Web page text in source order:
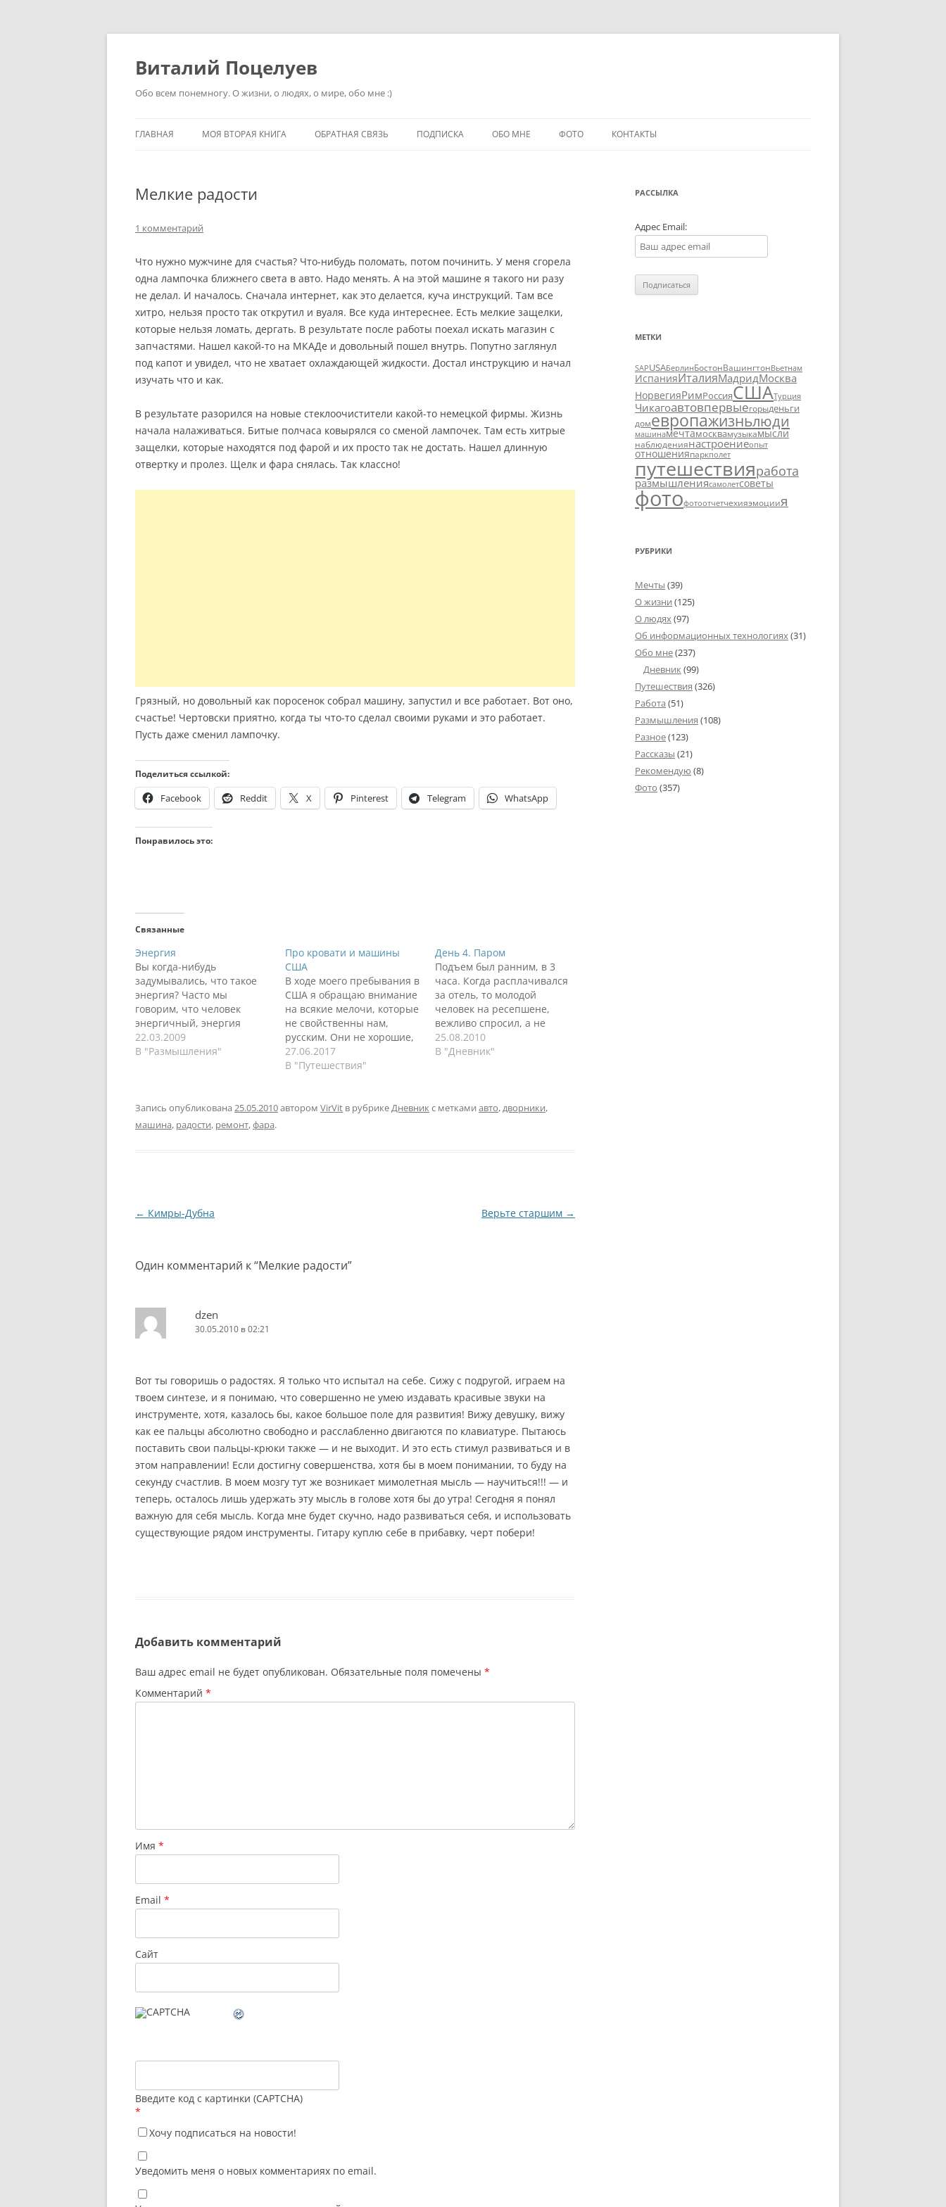
Перейти
Виталий Поцелуев
Обо всем понемногу. О жизни, о людях, о мире, обо мне :)
ГЛАВНАЯ МОЯ ВТОРАЯ КНИГА ОБРАТНАЯ СВЯЗЬ ПОДПИСКА ОБО МНЕ ФОТО КОНТАКТЫ
Мелкие радости
1 комментарий
Что нужно мужчине для счастья? Что-нибудь поломать, потом починить. У меня сгорела
одна лампочка ближнего света в авто. Надо менять. А на этой машине я такого ни разу
не делал. И началось. Сначала интернет, как это делается, куча инструкций. Там все
хитро, нельзя просто так открутил и вуаля. Все куда интереснее. Есть мелкие защелки,
которые нельзя ломать, дергать. В результате после работы поехал искать магазин с
запчастями. Нашел какой-то на МКАДе и довольный пошел внутрь. Попутно заглянул
под капот и увидел, что не хватает охлаждающей жидкости. Достал инструкцию и начал
изучать что и как.
В результате разорился на новые стеклоочистители какой-то немецкой фирмы. Жизнь
начала налаживаться. Битые полчаса ковырялся со сменой лампочек. Там есть хитрые
защелки, которые находятся под фарой и их просто так не достать. Нашел длинную
отвертку и пролез. Щелк и фара снялась. Так классно!
Грязный, но довольный как поросенок собрал машину, запустил и все работает. Вот оно,
счастье! Чертовски приятно, когда ты что-то сделал своими руками и это работает.
Пусть даже сменил лампочку.
Поделиться ссылкой:
Facebook Reddit X Pinterest Telegram WhatsApp
Понравилось это:
Связанные
Энергия
Вы когда-нибудь
задумывались, что такое
энергия? Часто мы
говорим, что человек
энергичный, энергия
тепла, электрическая
энергия, магнитная,
то, вроде бы, все понятно.
Это человек, у которого
22.03.2009
В "Размышления"
Про кровати и машины
США
В ходе моего пребывания в
США я обращаю внимание
на всякие мелочи, которые
не свойственны нам,
русским. Они не хорошие,
не плохие, они такие.
После переезда встал
чуть позже напишу, пока
27.06.2017
В "Путешествия"
День 4. Паром
Подъем был ранним, в 3
часа. Когда расплачивался
за отель, то молодой
человек на ресепшене,
вежливо спросил, а не
нужен ли нам в дорогу
сухой паек? Завтрак-то мы
финны, мы поехали в Турку
25.08.2010
В "Дневник"
Запись опубликована 25.05.2010автором VirVit в рубрикеДневникс метками авто,дворники,
машина, радости, ремонт,фара.
Навигация
← Кимры-Дубна Верьте старшим →
Один комментарий к “Мелкие радости”
dzen
30.05.2010 в 02:21
Вот ты говоришь о радостях. Я только что испытал на себе. Сижу с подругой, играем на
твоем синтезе, и я понимаю, что совершенно не умею издавать красивые звуки на
инструменте, хотя, казалось бы, какое большое поле для развития! Вижу девушку, вижу
как ее пальцы абсолютно свободно и расслабленно двигаются по клавиатуре. Пытаюсь
поставить свои пальцы-крюки также — и не выходит. И это есть стимул развиваться и в
этом направлении! Если достигну совершенства, хотя бы в моем понимании, то буду на
секунду счастлив. В моем мозгу тут же возникает мимолетная мысль — научиться!!! — и
теперь, осталось лишь удержать эту мысль в голове хотя бы до утра! Сегодня я понял
важную для себя мысль. Когда мне будет скучно, надо развиваться себя, и использовать
существующие рядом инструменты. Гитару куплю себе в прибавку, черт побери!
Добавить комментарий
Ваш адрес email не будет опубликован. Обязательные поля помечены *
Комментарий *
Имя *
Email *
Сайт
Введите код с картинки (CAPTCHA)
*
Хочу подписаться на новости!
Уведомить меня о новых комментариях по email.
РАССЫЛКА
Адрес Email:
МЕТКИ
SAPUSAБерлинБостонВашингтонВьетнам
ИспанияИталияМадридМосква
НорвегияРимРоссияСШАТурция
Чикагоавтовпервыегорыденьги
домевропажизньлюди
машинамечтамосквамузыкамысли
наблюдениянастроениеопыт
отношенияпаркполет
путешествияработа
размышлениясамолетсоветы
фотофотоотчетчехияэмоциия
РУБРИКИ
Мечты (39)
О жизни (125)
О людях(97)
Об информационных технологиях(31)
Обо мне(237)
Дневник(99)
Путешествия (326)
Работа (51)
Размышления (108)
Разное(123)
Рассказы (21)
Рекомендую (8)
Фото (357)